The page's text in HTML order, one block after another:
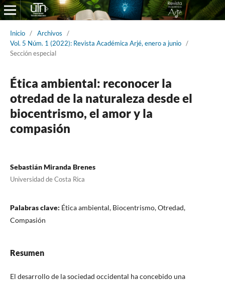
Inicio / Archivos
/
Vol. 5 Núm. 1 (2022): Revista Académica Arjé, enero a junio /
Sección especial
Ética ambiental: reconocer la
otredad de la naturaleza desde el
biocentrismo, el amor y la
compasión
Sebastián Miranda Brenes
Universidad de Costa Rica
Palabras clave: Ética ambiental, Biocentrismo, Otredad,
Compasión
Resumen
El desarrollo de la sociedad occidental ha concebido una